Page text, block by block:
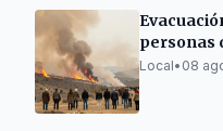
personas
Local• 08